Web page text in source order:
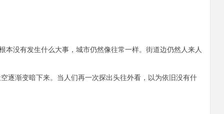
没有发生什么大事，城市仍然像往常一样。街道边仍然人来人
渐变暗下来。当人们再一次探出头往外看，以为依旧没有什